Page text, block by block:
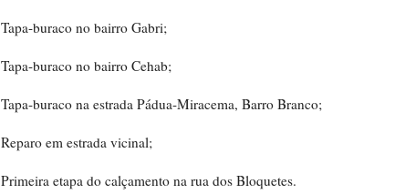
Tapa-buraco no bairro Gabri;
Tapa-buraco no bairro Cehab;
Tapa-buraco na estrada Pádua-Miracema, Barro Branco;
Reparo em estrada vicinal;
Primeira etapa do calçamento na rua dos Bloquetes.